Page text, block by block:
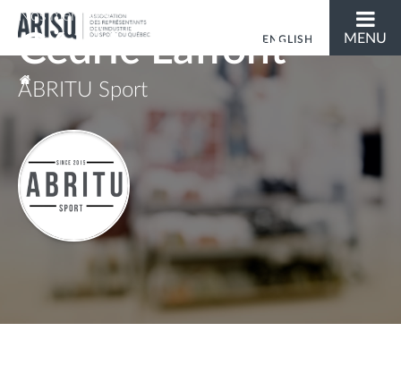
ENGLISH MENU
Vous êtes ici
Nos membres
Cédric Laffont
ABRITU Sport